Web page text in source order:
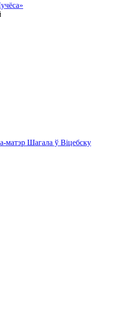
матэр Шагала ў Віцебску